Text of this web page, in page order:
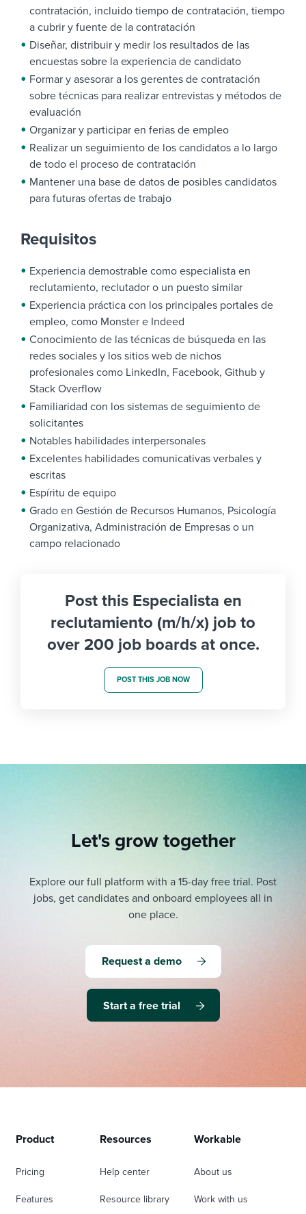
contratación, incluido tiempo de contratación, tiempo
a cubrir y fuente de la contratación
Diseñar, distribuir y medir los resultados de las
encuestas sobre la experiencia de candidato
Formar y asesorar a los gerentes de contratación
sobre técnicas para realizar entrevistas y métodos de
evaluación
Organizar y participar en ferias de empleo
Realizar un seguimiento de los candidatos a lo largo
de todo el proceso de contratación
Mantener una base de datos de posibles candidatos
para futuras ofertas de trabajo
Requisitos
Experiencia demostrable como especialista en
reclutamiento, reclutador o un puesto similar
Experiencia práctica con los principales portales de
empleo, como Monster e Indeed
Conocimiento de las técnicas de búsqueda en las
redes sociales y los sitios web de nichos
profesionales como LinkedIn, Facebook, Github y
Stack Overflow
Familiaridad con los sistemas de seguimiento de
solicitantes
Notables habilidades interpersonales
Excelentes habilidades comunicativas verbales y
escritas
Espíritu de equipo
Grado en Gestión de Recursos Humanos, Psicología
Organizativa, Administración de Empresas o un
campo relacionado
Post this Especialista en
reclutamiento (m/h/x) job to
over 200 job boards at once.
POST THIS JOB NOW
Let's grow together
Explore our full platform with a 15-day free trial. Post
jobs, get candidates and onboard employees all in
one place.
Request a demo
Start a free trial
Product
Pricing
Features
Resources
Help center
Resource library
Workable
About us
Work with us